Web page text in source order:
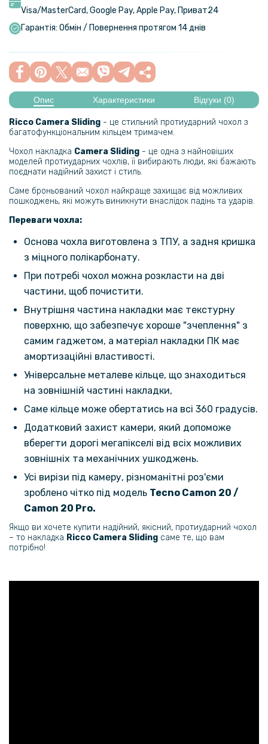
159 грн
199 грн
Pro, Transparent
159 грн
199 грн
Протиударна гідрогелева плівка Hydrogel Film для Tecno Camon 20
Pro на задню панель, Transparent
127 грн
149 грн
Захисне скло Tempered Glass 0.3mm для Tecno Camon 20 / Camon
20 Pro, Transparent
20 Pro
169 грн
199 грн
Матовий чохол TPU для Tecno Camon 20 / Camon 20 Pro, Black
195 грн
229 грн
Матовий чохол Silicone Matted накладка для Tecno Camon 20 /
Прозорий силіконовий чохол для Tecno Camon 20 / Camon 20 Pro,
Transparent
239 грн
299 грн
Visa/MasterСard, Google Pay, Apple Pay, Приват24
Гарантія: Обмін / Повернення протягом 14 днів
Опис Характеристики Відгуки (0)
Ricco Camera Sliding - це стильний протиударний чохол з
багатофункціональним кільцем тримачем.
Чохол накладка Camera Sliding - це одна з найновіших
моделей протиударних чохлів, її вибирають люди, які бажають
поєднати надійний захист і стиль.
Саме броньований чохол найкраще захищає від можливих
пошкоджень, які можуть виникнути внаслідок падінь та ударів.
Переваги чохла:
Основа чохла виготовлена з ТПУ, а задня кришка
з міцного полікарбонату.
При потребі чохол можна розкласти на дві
частини, щоб почистити.
Внутрішня частина накладки має текстурну
поверхню, що забезпечує хороше "зчеплення" з
самим гаджетом, а матеріал накладки ПК має
амортизаційні властивості.
Універсальне металеве кільце, що знаходиться
на зовнішній частині накладки,
Саме кільце може обертатись на всі 360 градусів.
Додатковий захист камери, який допоможе
вберегти дорогі мегапікселі від всіх можливих
зовнішніх та механічних ушкоджень.
Усі вирізи під камеру, різноманітні роз'єми
зроблено чітко під модель Tecno Camon 20 /
Camon 20 Pro​.
Якщо ви хочете купити надійний, якісний, протиударний чохол
– то накладка Ricco Camera Sliding саме те, що вам
потрібно!